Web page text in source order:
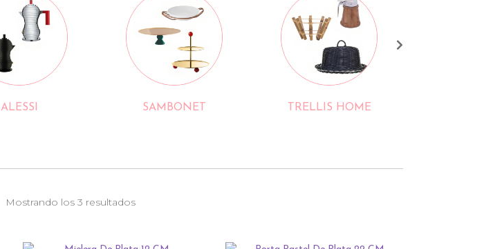
ALESSI SAMBONET TRELLIS HOME
Mostrando los 3 resultados